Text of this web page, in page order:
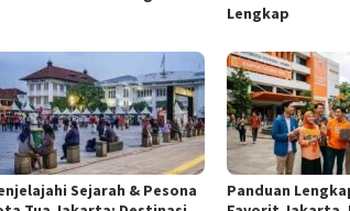
Lengkap
Sejarah & Pesona
Panduan